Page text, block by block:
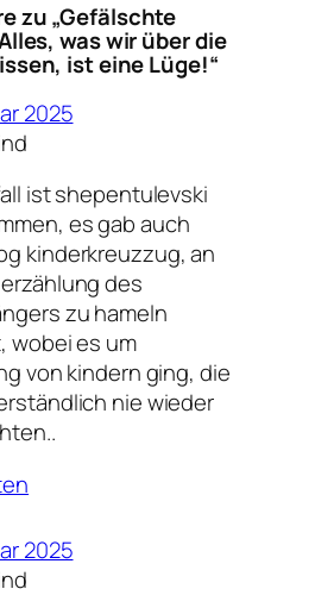
zu „Gefälschte
was wir über die
ist eine Lüge!“
2025
ist shepentulevski
es gab auch
kinderkreuzzug, an
des
zu hameln
wobei es um
von kindern ging, die
nie wieder
2025